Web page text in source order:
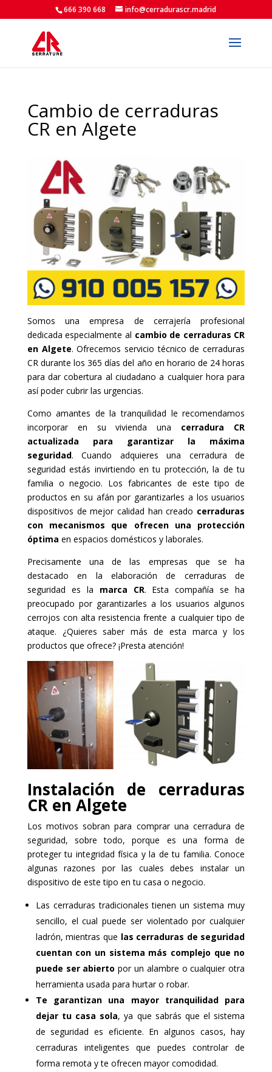
666 390 668 info@cerradurascr.madrid
Cambio de cerraduras
CR en Algete
Somos una empresa de cerrajería profesional
dedicada especialmente al cambio de cerraduras CR
en Algete. Ofrecemos servicio técnico de cerraduras
CR durante los 365 días del año en horario de 24 horas
para dar cobertura al ciudadano a cualquier hora para
así poder cubrir las urgencias.
Como amantes de la tranquilidad le recomendamos
incorporar en su vivienda una cerradura CR
actualizada para garantizar la máxima
seguridad. Cuando adquieres una cerradura de
seguridad estás invirtiendo en tu protección, la de tu
familia o negocio. Los fabricantes de este tipo de
productos en su afán por garantizarles a los usuarios
dispositivos de mejor calidad han creado cerraduras
con mecanismos que ofrecen una protección
óptima en espacios domésticos y laborales.
Precisamente una de las empresas que se ha
destacado en la elaboración de cerraduras de
seguridad es la marca CR. Esta compañía se ha
preocupado por garantizarles a los usuarios algunos
cerrojos con alta resistencia frente a cualquier tipo de
ataque. ¿Quieres saber más de esta marca y los
productos que ofrece? ¡Presta atención!
Instalación de cerraduras
CR en Algete
Los motivos sobran para comprar una cerradura de
seguridad, sobre todo, porque es una forma de
proteger tu integridad física y la de tu familia. Conoce
algunas razones por las cuales debes instalar un
dispositivo de este tipo en tu casa o negocio.
Las cerraduras tradicionales tienen un sistema muy
sencillo, el cual puede ser violentado por cualquier
ladrón, mientras que las cerraduras de seguridad
cuentan con un sistema más complejo que no
puede ser abierto por un alambre o cualquier otra
herramienta usada para hurtar o robar.
Te garantizan una mayor tranquilidad para
dejar tu casa sola, ya que sabrás que el sistema
de seguridad es eficiente. En algunos casos, hay
cerraduras inteligentes que puedes controlar de
forma remota y te ofrecen mayor comodidad.